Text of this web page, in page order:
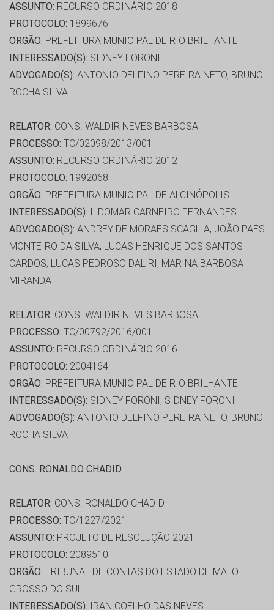
ASSUNTO: RECURSO ORDINÁRIO 2018
PROTOCOLO: 1899676
ORGÃO: PREFEITURA MUNICIPAL DE RIO BRILHANTE
INTERESSADO(S): SIDNEY FORONI
ADVOGADO(S): ANTONIO DELFINO PEREIRA NETO, BRUNO
ROCHA SILVA
RELATOR: CONS. WALDIR NEVES BARBOSA
PROCESSO: TC/02098/2013/001
ASSUNTO: RECURSO ORDINÁRIO 2012
PROTOCOLO: 1992068
ORGÃO: PREFEITURA MUNICIPAL DE ALCINÓPOLIS
INTERESSADO(S): ILDOMAR CARNEIRO FERNANDES
ADVOGADO(S): ANDREY DE MORAES SCAGLIA, JOÃO PAES
MONTEIRO DA SILVA, LUCAS HENRIQUE DOS SANTOS
CARDOS, LUCAS PEDROSO DAL RI, MARINA BARBOSA
MIRANDA
RELATOR: CONS. WALDIR NEVES BARBOSA
PROCESSO: TC/00792/2016/001
ASSUNTO: RECURSO ORDINÁRIO 2016
PROTOCOLO: 2004164
ORGÃO: PREFEITURA MUNICIPAL DE RIO BRILHANTE
INTERESSADO(S): SIDNEY FORONI, SIDNEY FORONI
ADVOGADO(S): ANTONIO DELFINO PEREIRA NETO, BRUNO
ROCHA SILVA
CONS. RONALDO CHADID
RELATOR: CONS. RONALDO CHADID
PROCESSO: TC/1227/2021
ASSUNTO: PROJETO DE RESOLUÇÃO 2021
PROTOCOLO: 2089510
ORGÃO: TRIBUNAL DE CONTAS DO ESTADO DE MATO
GROSSO DO SUL
INTERESSADO(S): IRAN COELHO DAS NEVES